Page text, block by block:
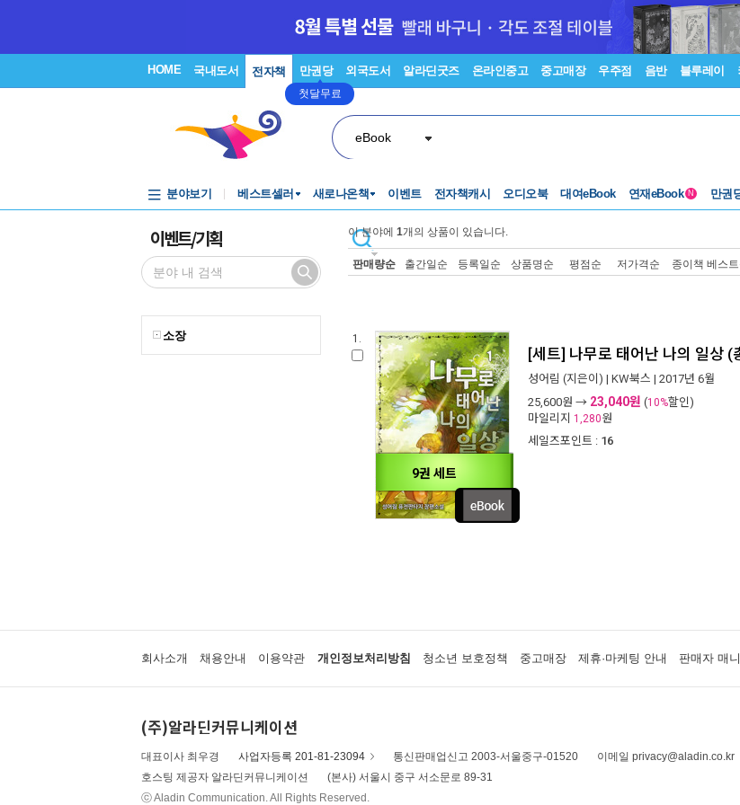
HOME 국내도서 전자책 만권당
첫달무료
외국도서 알라딘굿즈 온라인중고 중고매장 우주점 음반 블루레이
eBook
분야보기 베스트셀러 새로나온책 이벤트 전자책캐시 오디오북 대여eBook 연재eBook N 만권
이벤트/기획
소장
이 분야에 1개의 상품이 있습니다.
판매량순 출간일순 등록일순 상품명순 평점순 저가격순 종이책 베스
1.
9권 세트
[세트] 나무로 태어난 나의 일상
성어림 (지은이) | KW북스 | 2017년 6월
25,600원 → 23,040원 (10%할인)
마일리지 1,280원
세일즈포인트 : 16
회사소개 채용안내 이용약관 개인정보처리방침 청소년 보호정책 중고매장 제휴·마케팅 안내 판매자 매
(주)알라딘커뮤니케이션
대표이사 최우경 사업자등록 201-81-23094 통신판매업신고 2003-서울중구-01520
이메일 privacy@aladin.co.kr
호스팅 제공자 알라딘커뮤니케이션
(본사) 서울시 중구 서소문로 89-31
ⓒ Aladin Communication. All Rights Reserved.